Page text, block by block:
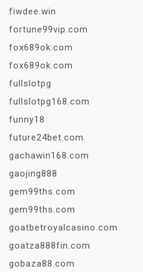
fiwdee.win
fortune99vip.com
fox689ok.com
fox689ok.com
fullslotpg
fullslotpg168.com
funny18
future24bet.com
gachawin168.com
gaojing888
gem99ths.com
gem99ths.com
goatbetroyalcasino.com
goatza888fin.com
gobaza88.com